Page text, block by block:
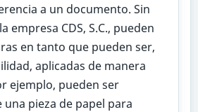
a un documento. Sin
empresa CDS, S.C., pueden
en tanto que pueden ser,
aplicadas de manera
ejemplo, pueden ser
pieza de papel para